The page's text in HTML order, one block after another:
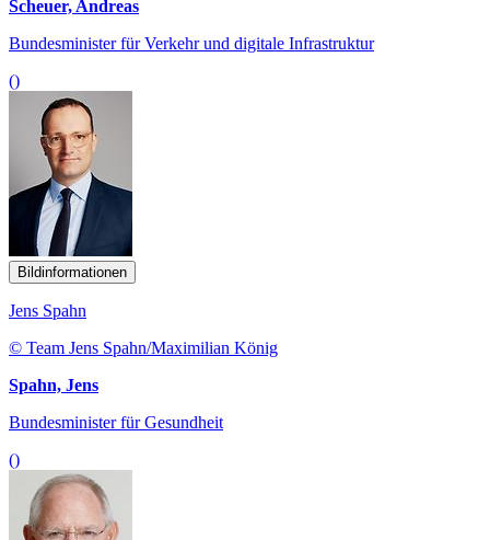
Scheuer, Andreas
Bundesminister für Verkehr und digitale Infrastruktur
()
Bildinformationen
Jens Spahn
© Team Jens Spahn/Maximilian König
Spahn, Jens
Bundesminister für Gesundheit
()